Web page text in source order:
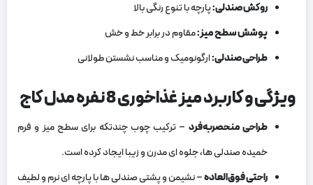
روکش صندلی:پارچه با تنوع رنگی بالا
پوشش سطح میز:مقاوم در برابر خط و خش
طراحی صندلی:ارگونومیک و مناسب نشستن طولانی
ویژگی ‌و کاربرد میز غذاخوری 8 نفره مدل کاج
طراحی منحصربه‌فرد – ترکیب چوب چندتکه برای سطح میز و فرم
خمیده صندلی ‌ها، جلوه ‌ای مدرن و زیبا ایجاد کرده است.
راحتی فوق‌العاده– نشیمن و پشتی صندلی‌ ها با پارچه‌ ای نرم و لطیف